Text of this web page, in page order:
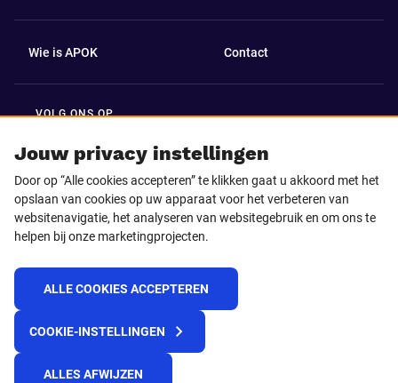
Jouw privacy instellingen
Door op “Alle cookies accepteren” te klikken gaat u akkoord met het
opslaan van cookies op uw apparaat voor het verbeteren van
websitenavigatie, het analyseren van websitegebruik en om ons te
helpen bij onze marketingprojecten.
ALLE COOKIES ACCEPTEREN
COOKIE-INSTELLINGEN
ALLES AFWIJZEN
Wie is APOK Contact
VOLG ONS OP
Facebook
Instagram TikTok